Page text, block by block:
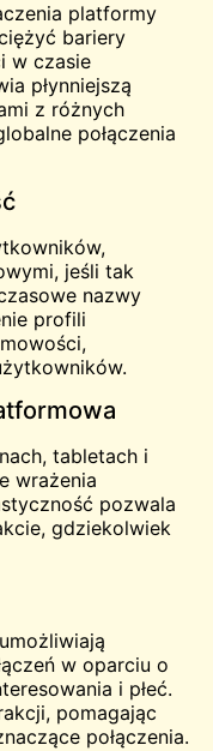
platformy
bariery
w czasie
płynniejszą
z różnych
połączenia
jeśli tak
nazwy
profili
tabletach i
wrażenia
pozwala
gdziekolwiek
w oparciu o
i płeć.
pomagając
połączenia.